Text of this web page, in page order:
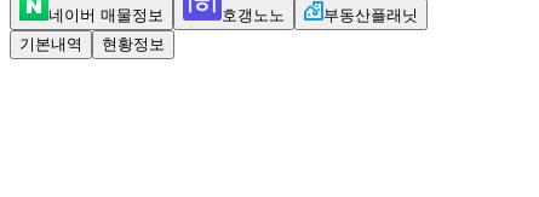
네이버 매물정보 호갱노노
부동산플래닛
기본내역
현황정보